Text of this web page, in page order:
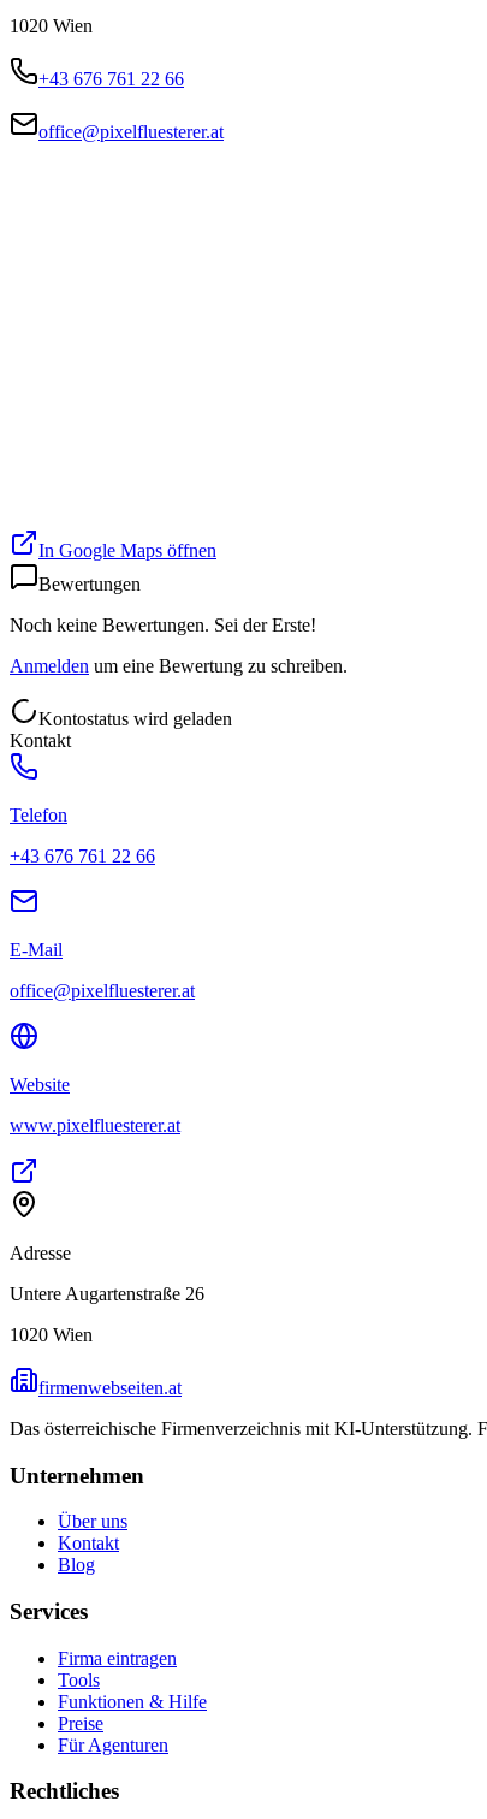
1020 Wien
+43 676 761 22 66
office@pixelfluesterer.at
In Google Maps öffnen
Bewertungen
Noch keine Bewertungen. Sei der Erste!
Anmelden um eine Bewertung zu schreiben.
Kontostatus wird geladen
Kontakt
Telefon
+43 676 761 22 66
E-Mail
office@pixelfluesterer.at
Website
www.pixelfluesterer.at
Adresse
Untere Augartenstraße 26
1020 Wien
firmenwebseiten.at
Das österreichische Firmenverzeichnis mit KI-Unterstützung.
Unternehmen
Über uns
Kontakt
Blog
Services
Firma eintragen
Tools
Funktionen & Hilfe
Preise
Für Agenturen
Rechtliches